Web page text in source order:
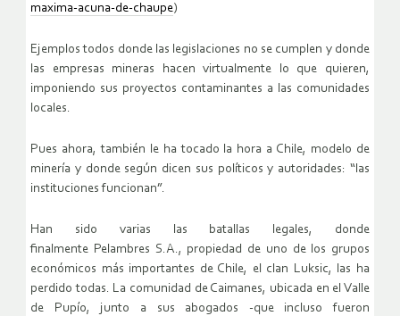
maxima-acuna-de-chaupe)
Ejemplos todos donde las legislaciones no se cumplen y donde
las empresas mineras hacen virtualmente lo que quieren,
imponiendo sus proyectos contaminantes a las comunidades
locales.
Pues ahora, también le ha tocado la hora a Chile, modelo de
minería y donde según dicen sus políticos y autoridades: “las
instituciones funcionan”.
Han sido varias las batallas legales, donde
finalmente Pelambres S.A., propiedad de uno de los grupos
económicos más importantes de Chile, el clan Luksic, las ha
perdido todas. La comunidad de Caimanes, ubicada en el Valle
de Pupío, junto a sus abogados -que incluso fueron